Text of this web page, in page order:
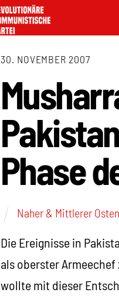
30. NOVEMBER 2007
Phase
Naher & Mittlerer Osten
Die Ereignisse in
als oberster
wollte mit dieser